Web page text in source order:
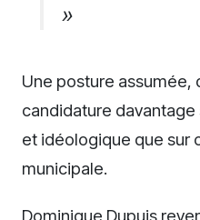
»
Une posture assumée,
candidature
et idéologique que sur
municipale.
Dominique Dupuis